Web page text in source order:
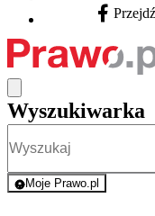
Facebook -
Wyszukiwarka
Moje Prawo.pl
- rejestracja i